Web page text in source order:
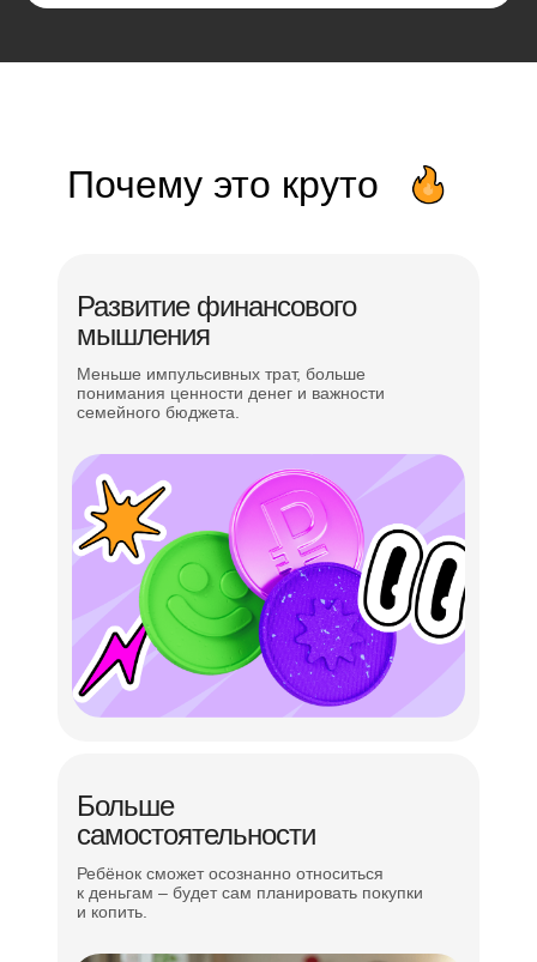
Почему это круто
Развитие финансового
мышления
Меньше импульсивных трат, больше
понимания ценности денег и важности
семейного бюджета.
Больше
самостоятельности
Ребёнок сможет осознанно относиться
к деньгам – будет сам планировать покупки
и копить.
Всестороннее развитие
ребёнка — уделяем
внимание
мягким
навыкам
Проектное и логическое мышление
Командная работа
Навыки эффективной коммуникации
Управление временем в решении задач
Презентация проекта